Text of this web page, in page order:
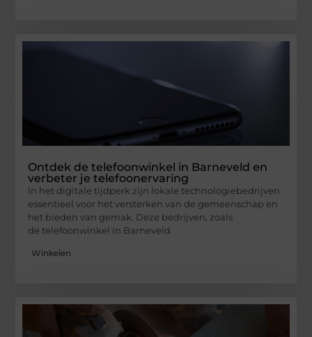
Ontdek de telefoonwinkel in Barneveld en
verbeter je telefoonervaring
In het digitale tijdperk zijn lokale technologiebedrijven
essentieel voor het versterken van de gemeenschap en
het bieden van gemak. Deze bedrijven, zoals
de telefoonwinkel in Barneveld
Winkelen